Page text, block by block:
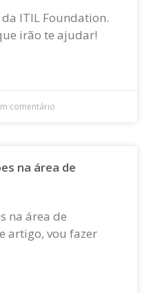
ITIL Foundation.
irão te ajudar!
comentário
na área de
na área de
artigo, vou fazer